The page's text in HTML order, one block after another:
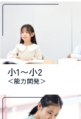
小1〜小2
＜能力開発＞